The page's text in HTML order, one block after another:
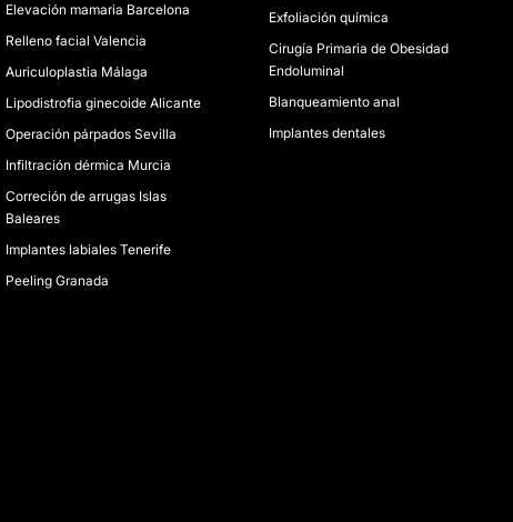
Elevación mamaria Barcelona
Relleno facial Valencia
Auriculoplastia Málaga
Lipodistrofia ginecoide Alicante
Operación párpados Sevilla
Infiltración dérmica Murcia
Correción de arrugas Islas
Baleares
Implantes labiales Tenerife
Peeling Granada
Exfoliación química
Cirugía Primaria de Obesidad
Endoluminal
Blanqueamiento anal
Implantes dentales